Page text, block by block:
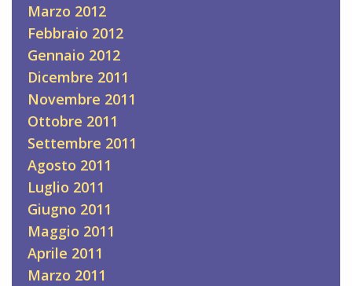
Marzo 2012
Febbraio 2012
Gennaio 2012
Dicembre 2011
Novembre 2011
Ottobre 2011
Settembre 2011
Agosto 2011
Luglio 2011
Giugno 2011
Maggio 2011
Aprile 2011
Marzo 2011